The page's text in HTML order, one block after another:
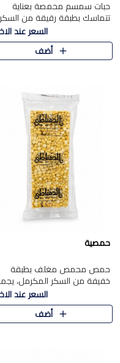
حبات سمسم محمصة بعناية
تتماسك بطبقة رقيقة من السكر
المكرمل، لتقدم طعم السمسم
المميز وقرمشتة التي ارتبطت
المولد عبر الأجيال.
السعر عند
أضف
حمصية
حمص محمص مغلف بطبقة
خفيفة من السكر المكرمل،
بين القرمشة المميزة والطعم
الشرقي الأصيل في واحدة من
حلويات الموسم.
السعر عند
أضف